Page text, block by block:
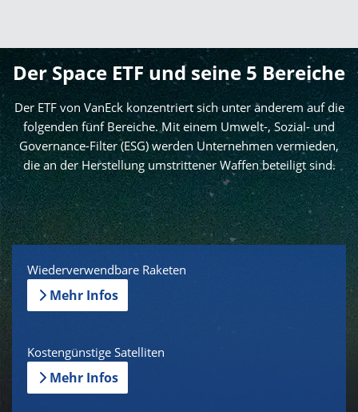
Der Space ETF und seine 5 Bereiche
Der ETF von VanEck konzentriert sich unter anderem auf die
folgenden fünf Bereiche. Mit einem Umwelt-, Sozial- und
Governance-Filter (ESG) werden Unternehmen vermieden,
die an der Herstellung umstrittener Waffen beteiligt sind.
Wiederverwendbare Raketen
Mehr Infos
Kostengünstige Satelliten
Mehr Infos